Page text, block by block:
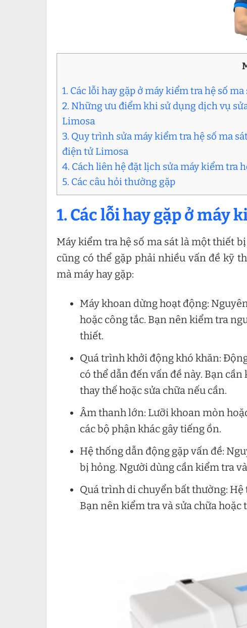
1. Các lỗi hay gặp ở máy kiểm tra hệ số ma
2. Những ưu điểm khi sử dụng dịch vụ
Limosa
3. Quy trình sửa máy kiểm tra hệ số ma
điện tử Limosa
4. Cách liên hệ đặt lịch sửa máy kiểm tra
5. Các câu hỏi thường gặp
1. Các lỗi hay gặp ở máy
Máy kiểm tra hệ số ma sát là một thiết
cũng có thể gặp phải nhiều vấn đề kỹ
mà máy hay gặp:
Máy khoan dừng hoạt động:
hoặc công tắc. Bạn nên kiểm tra
thiết.
Quá trình khởi động khó khăn:
có thể dẫn đến vấn đề này. Bạn
thay thế hoặc sửa chữa nếu cần.
Âm thanh lớn: Lưỡi khoan mòn
các bộ phận khác gây tiếng ồn.
Hệ thống dẫn động gặp vấn đề:
bị hỏng. Người dùng cần kiểm tra
Quá trình di chuyển bất thường:
Bạn nên kiểm tra và sửa chữa hoặc